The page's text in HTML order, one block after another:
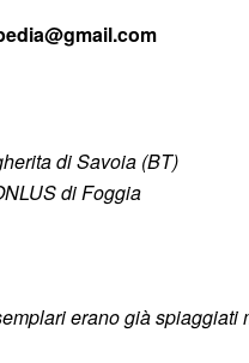
di Savoia (BT)
di Foggia
erano già spiaggiati